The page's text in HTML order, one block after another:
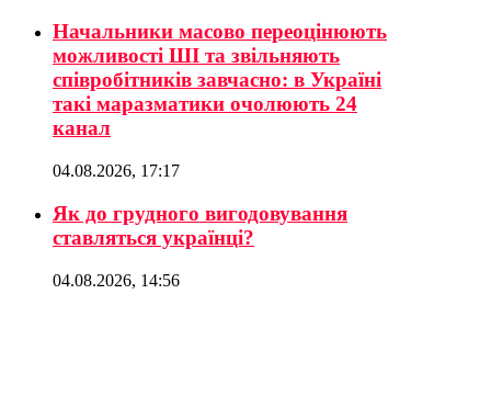
Начальники масово переоцінюють
можливості ШІ та звільняють
співробітників завчасно: в Україні
такі маразматики очолюють 24
канал
04.08.2026, 17:17
Як до грудного вигодовування
ставляться українці?
04.08.2026, 14:56